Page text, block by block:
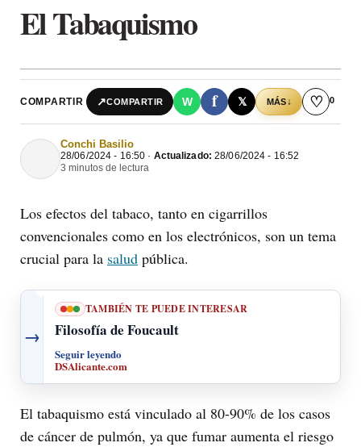
El Tabaquismo
COMPARTIR ↗COMPARTIR W f 𝕏 MÁS↓ ♡ 0
Conchi Basilio
28/06/2024 - 16:50 · Actualizado: 28/06/2024 - 16:52
3 minutos de lectura
Los efectos del tabaco, tanto en cigarrillos
convencionales como en los electrónicos, son un tema
crucial para la salud pública.
→
TAMBIÉN TE PUEDE INTERESAR
Filosofía de Foucault
Seguir leyendo
DSAlicante.com
El tabaquismo está vinculado al 80-90% de los casos
de cáncer de pulmón, ya que fumar aumenta el riesgo